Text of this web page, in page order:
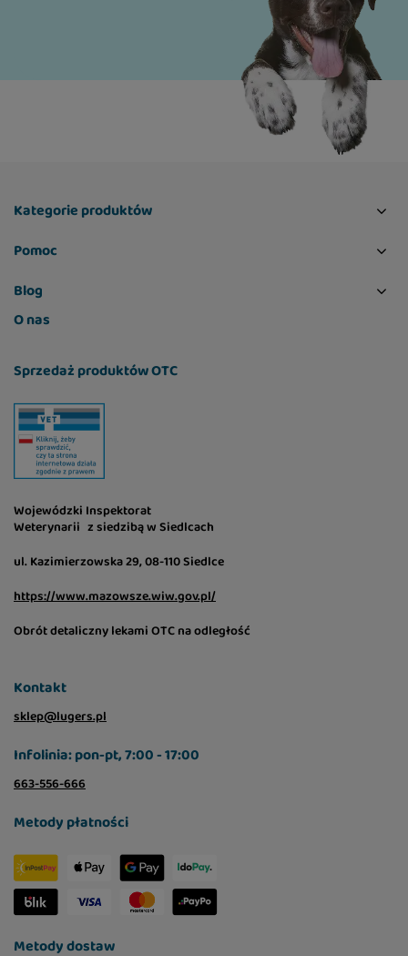
Kategorie produktów
Pomoc
Blog
O nas
Sprzedaż produktów OTC
Wojewódzki Inspektorat
Weterynarii z siedzibą w Siedlcach
ul. Kazimierzowska 29, 08-110 Siedlce
https://www.mazowsze.wiw.gov.pl/
Obrót detaliczny lekami OTC na odległość
Kontakt
sklep@lugers.pl
Infolinia: pon-pt, 7:00 - 17:00
663-556-666
Metody płatności
Metody dostaw